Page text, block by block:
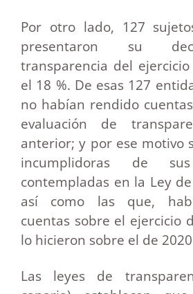
Por otro lado, 127
presentaron su
transparencia del
el 18 %. De esas 127
no habían rendido
evaluación de
anterior; y por ese motivo
incumplidoras de sus
contempladas en la Ley
así como las que,
cuentas sobre el ejercicio
lo hicieron sobre el de
Las leyes de